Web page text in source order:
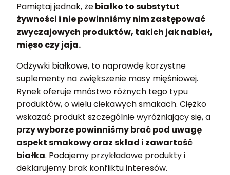
Pamiętaj jednak, żebiałko to substytut
żywności i nie powinniśmy nim zastępować
zwyczajowych produktów, takich jak nabiał,
mięso czy jaja.
Odżywki białkowe, to naprawdę korzystne
suplementy na zwiększenie masy mięśniowej.
Rynek oferuje mnóstwo różnych tego typu
produktów, o wielu ciekawych smakach. Ciężko
wskazać produkt szczególnie wyróżniający się, a
przy wyborze powinniśmy brać pod uwagę
aspekt smakowy oraz skład i zawartość
białka. Podajemy przykładowe produkty i
deklarujemy brak konfliktu interesów.